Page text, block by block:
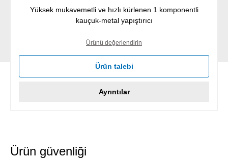
Yüksek mukavemetli ve hızlı kürlenen 1 komponentli
kauçuk-metal yapıştırıcı
Ürünü değerlendirin
Ürün talebi
Ayrıntılar
Ürün güvenliği